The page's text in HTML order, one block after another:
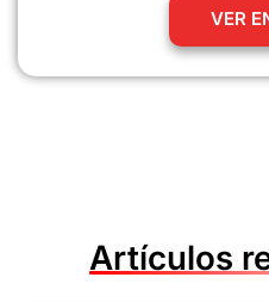
VER
Artículos